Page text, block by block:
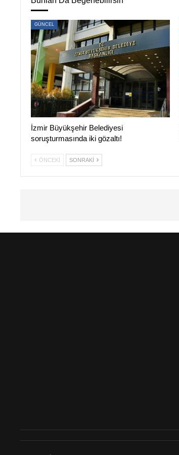
GÜNCEL
İzmir Büyükşehir Belediyesi
soruşturmasında iki gözaltı!
ÖNCEKI SONRAKI